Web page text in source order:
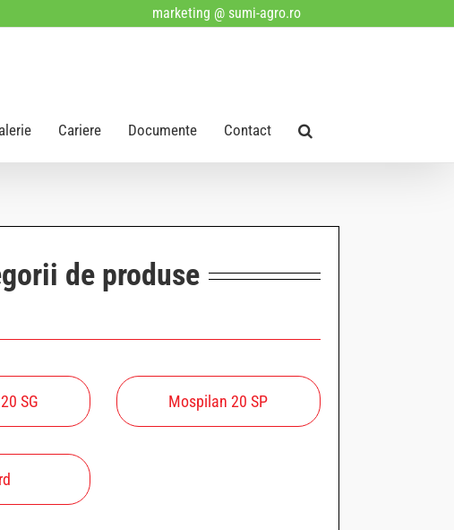
marketing @ sumi-agro.ro
Cariere Documente Contact
de produse
SG Mospilan 20 SP